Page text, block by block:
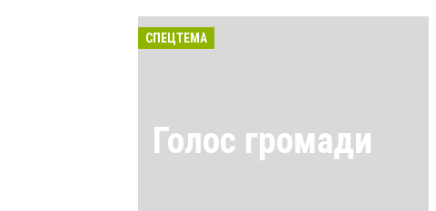
СПЕЦТЕМА
Голос громади